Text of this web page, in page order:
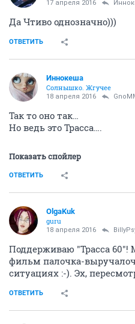
17 апреля 2016
Да Чтиво однозначно)))
ОТВЕТИТЬ
Иннокеша
Солнышко. Жгучее
18 апреля 2016
Так то оно так…
Но ведь это Трасса….
Показать спойлер
ОТВЕТИТЬ
OlgaKuk
guru
18 апреля 2016
Поддерживаю "Трасса 60"!
фильм палочка-
ситуациях :-). Эх,
ОТВЕТИТЬ